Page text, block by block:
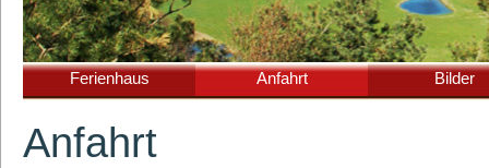
Ferienhaus Anfahrt Bilder
Anfahrt